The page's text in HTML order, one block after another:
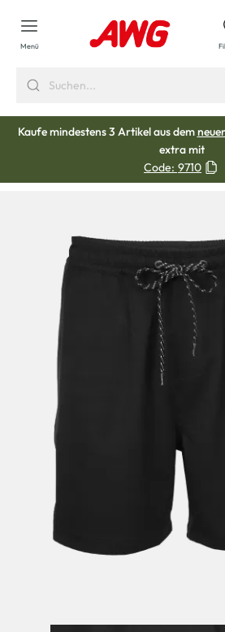
springen
Menü
Kaufe mindestens 3 Artikel aus dem
extra mit
Code: 9710